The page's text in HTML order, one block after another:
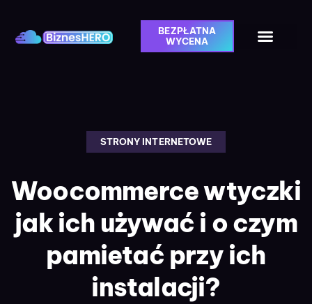
BEZPŁATNA
WYCENA
STRONY INTERNETOWE
Woocommerce wtyczki
jak ich używać i o czym
pamietać przy ich
instalacji?